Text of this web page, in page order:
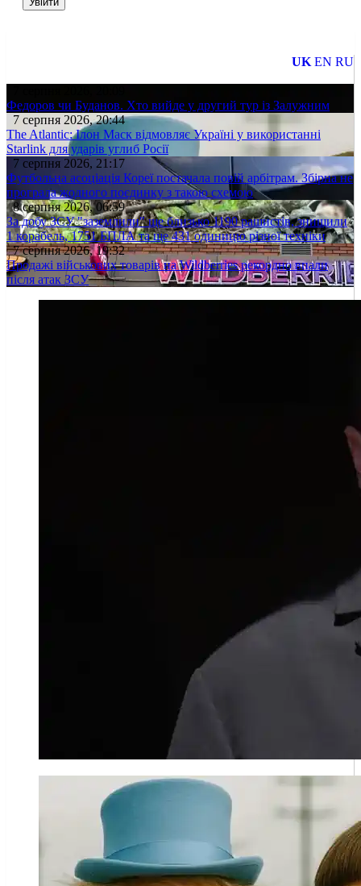
UK EN RU
Федоров чи Буданов. Хто вийде у другий тур із Залужним
7 серпня 2026, 20:44
The Atlantic: Ілон Маск відмовляє Україні у використанні
Starlink для ударів углиб Росії
7 серпня 2026, 21:17
Футбольна асоціація Кореї постачала повій арбітрам. Збірна не
програла жодного поєдинку з такою схемою
8 серпня 2026, 06:59
За добу ЗСУ "заземлили" ще близько 1190 рашистів, знищили
1 корабель, 1751 БПЛА та ще 431 одиницю різної техніки
7 серпня 2026, 19:32
Продажі військових товарів на Wildberries рекордно впали
після атак ЗСУ